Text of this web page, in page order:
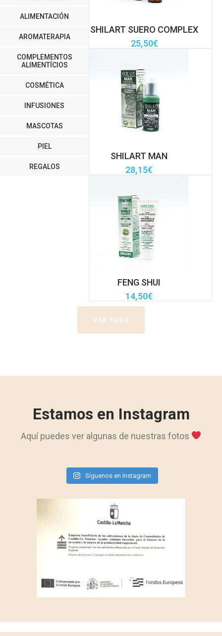
ALIMENTACIÓN
AROMATERAPIA
COMPLEMENTOS
ALIMENTÍCIOS
COSMÉTICA
INFUSIONES
MASCOTAS
PIEL
REGALOS
SHILART SUERO COMPLEX
25,50€
SHILART MAN
28,15€
FENG SHUI
14,50€
VER TODO
Estamos en Instagram
Aquí puedes ver algunas de nuestras fotos
Síguenos en Instagram